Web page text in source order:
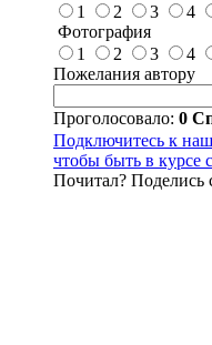
1
2 3 4
Фотография
1
2 3 4
Пожелания автору
Проголосовало: 0
Подключитесь к
чтобы быть в курсе
Почитал? Поделись